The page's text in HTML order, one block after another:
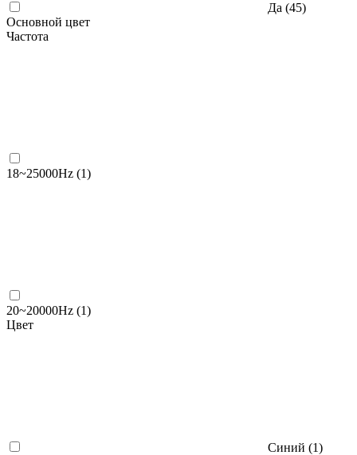
Да (45)
Основной цвет
Частота
18~25000Hz (1)
20~20000Hz (1)
Цвет
Синий (1)